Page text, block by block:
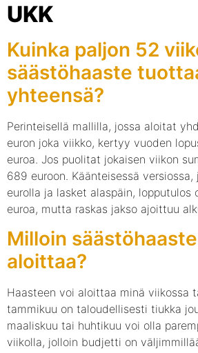
UKK
Kuinka paljon 52
säästöhaaste
yhteensä?
Perinteisellä mallilla, jossa aloitat
euron joka viikko, kertyy vuoden
euroa. Jos puolitat jokaisen viikon
689 euroon. Käänteisessä
eurolla ja lasket alaspäin, lopputulos
euroa, mutta raskas jakso ajoittuu
Milloin
aloittaa?
Haasteen voi aloittaa minä viikossa
tammikuu on taloudellisesti tiukka
maaliskuu tai huhtikuu voi olla
viikolla, jolloin budjetti on